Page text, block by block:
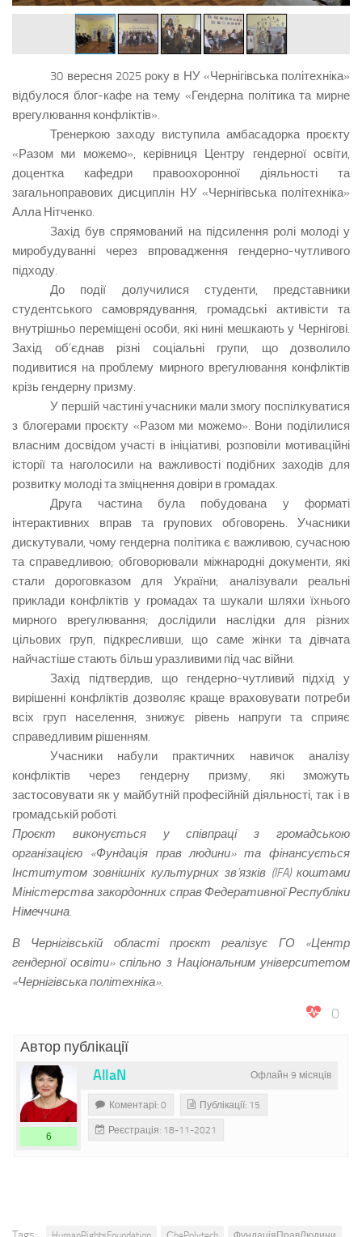
30 вересня 2025 року в НУ «Чернігівська політехніка»
відбулося блог-кафе на тему «Гендерна політика та мирне
врегулювання конфліктів».
Тренеркою заходу виступила амбасадорка проєкту
«Разом ми можемо», керівниця Центру гендерної освіти,
доцентка кафедри правоохоронної діяльності та
загальноправових дисциплін НУ «Чернігівська політехніка»
Алла Нітченко.
Захід був спрямований на підсилення ролі молоді у
миробудуванні через впровадження гендерно-чутливого
підходу.
До події долучилися студенти, представники
студентського самоврядування, громадські активісти та
внутрішньо переміщені особи, які нині мешкають у Чернігові.
Захід об’єднав різні соціальні групи, що дозволило
подивитися на проблему мирного врегулювання конфліктів
крізь гендерну призму.
У першій частині учасники мали змогу поспілкуватися
з блогерами проєкту «Разом ми можемо». Вони поділилися
власним досвідом участі в ініціативі, розповіли мотиваційні
історії та наголосили на важливості подібних заходів для
розвитку молоді та зміцнення довіри в громадах.
Друга частина була побудована у форматі
інтерактивних вправ та групових обговорень. Учасники
дискутували, чому гендерна політика є важливою, сучасною
та справедливою; обговорювали міжнародні документи, які
стали дороговказом для України; аналізували реальні
приклади конфліктів у громадах та шукали шляхи їхнього
мирного врегулювання; дослідили наслідки для різних
цільових груп, підкресливши, що саме жінки та дівчата
найчастіше стають більш уразливими під час війни.
Захід підтвердив, що гендерно-чутливий підхід у
вирішенні конфліктів дозволяє краще враховувати потреби
всіх груп населення, знижує рівень напруги та сприяє
справедливим рішенням.
Учасники набули практичних навичок аналізу
конфліктів через гендерну призму, які зможуть
застосовувати як у майбутній професійній діяльності, так і в
громадській роботі.
Проєкт виконується у співпраці з громадською
організацією «Фундація прав людини» та фінансується
Інститутом зовнішніх культурних зв’язків (IFA) коштами
Міністерства закордонних справ Федеративної Республіки
Німеччина.
В Чернігівській області проєкт реалізує ГО «Центр
гендерної освіти» спільно з Національним університетом
«Чернігівська політехніка».
0
Автор публікації
Офлайн 9 місяців
AllaN
6
Коментарі: 0 Публікації: 15
Реєстрація: 18-11-2021